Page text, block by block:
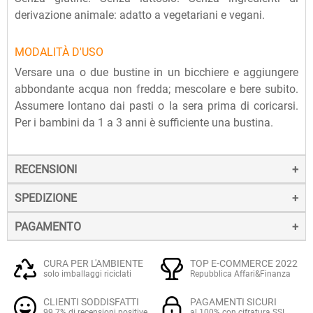
derivazione animale: adatto a vegetariani e vegani.
MODALITÀ D'USO
Versare una o due bustine in un bicchiere e aggiungere
abbondante acqua non fredda; mescolare e bere subito.
Assumere lontano dai pasti o la sera prima di coricarsi.
Per i bambini da 1 a 3 anni è sufficiente una bustina.
RECENSIONI
SPEDIZIONE
La spedizione dei prodotti avviene entro 24 ore dall'ordine
(sabato e festivi esclusi), tramite corriere SDA.
Quando l'ordine sarà spedito, riceverai una e-mail di
conferma, contenente un link alla tracciatura online
dell'invio, che ti permetterà di verificare in tempo reale lo
PAGAMENTO
Il pagamento degli ordini può avvenire:
altre carte prepagate abilitate), su server sicuro Paypal.
CURA PER L'AMBIENTE
solo imballaggi riciclati
TOP E-COMMERCE 2022
Repubblica Affari&Finanza
CLIENTI SODDISFATTI PAGAMENTI SICURI